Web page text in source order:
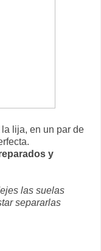
lija, en un par de
y
las suelas
separarlas